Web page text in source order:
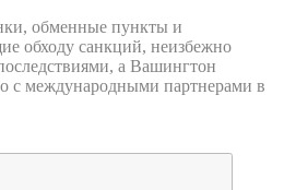
обменные пункты и
обходу санкций, неизбежно
а Вашингтон
с международными партнерами в